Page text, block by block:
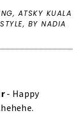
, ATSKY KUALA
, BY NADIA
- Happy